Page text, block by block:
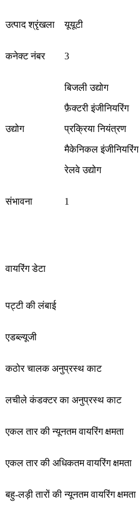
उत्पाद श्रृंखला यूयूटी
कनेक्ट नंबर 3
उद्योग
बिजली उद्योग
फ़ैक्टरी इंजीनियरिंग
प्रक्रिया नियंत्रण
मैकेनिकल इंजीनियरिंग
रेलवे उद्योग
संभावना 1
वायरिंग डेटा
पट्टी की लंबाई
एडब्ल्यूजी
कठोर चालक अनुप्रस्थ काट
लचीले कंडक्टर का अनुप्रस्थ काट
एकल तार की न्यूनतम वायरिंग क्षमता
एकल तार की अधिकतम वायरिंग क्षमता
बहु-लड़ी तारों की न्यूनतम वायरिंग क्षमता